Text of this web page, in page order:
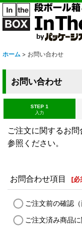
ホーム > お問い合わせ
お問い合わせ
STEP 1
入力
ご注文に関するお
参照ください。
お問合わせ項目 [必
ご注文前の確認
ご注文済み商品